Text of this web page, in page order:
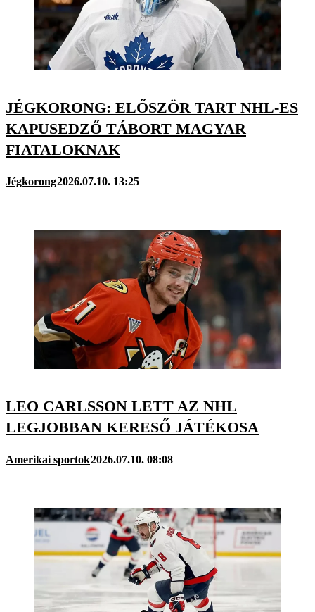
JÉGKORONG: ELŐSZÖR TART NHL-ES
KAPUSEDZŐ TÁBORT MAGYAR
FIATALOKNAK
Jégkorong2026.07.10. 13:25
LEO CARLSSON LETT AZ NHL
LEGJOBBAN KERESŐ JÁTÉKOSA
Amerikai sportok2026.07.10. 08:08